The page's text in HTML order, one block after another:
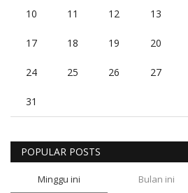
10 11 12 13
17 18 19 20
24 25 26 27
31
POPULAR POSTS
Minggu ini Bulan ini